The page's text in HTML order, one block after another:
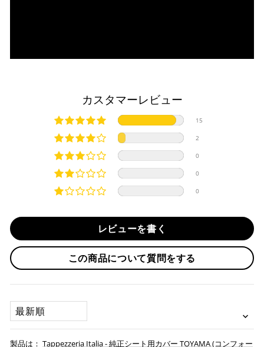
にて発送ください。
※着払いで発送された場合には受け取りを拒否させて頂きま
iMotorcycle Japan
東京都文京区白山5-8-12 NFコーポ白山 102
納期
作業納期については、お預かりしてから約1週間程度で発送さ
せていただきますが、受付状況により前後する場合もござい
承諾
本サービスをご利用いただく場合、下記事項について同意い
ただいたものとみなします。
納期について
※ American Expressでの分割払いのご利用には、事前
す。
※ Diners Clubは分割払い非対応のため、一括払い・リ
※ 手数料、利息はご利用のカード会社の定めによります
ので、事前にご確認ください。
いつもの楽天IDとパスワードを使ってスムーズなお支払
いが可能です。
「お得」な楽天ペイをご利用ください。
※ 楽天ポイントが貯まるのは楽天カード・楽天ポイン
希望の場合は、ご対応いたしますのでご連絡をお願いいたし
お取り寄せの場合
早まる場合もございます。
・運送状況や繁忙期の影響により遅れが生じる場合もござい
配送送料について
１回のご注文で商品代金合計が¥11,000(税込）以上の場合
は、送料が無料となります。
※通常送料は¥770(税込)です。
ヤマト運輸になります。 配送会社の指定はできかねます。
カスタマーレビュー
15
2
0
0
0
レビューを書く
この商品について質問をする
SORT BY
Tappezzeria Italia - 純正シート用カバー TOYAMA (コンフォー